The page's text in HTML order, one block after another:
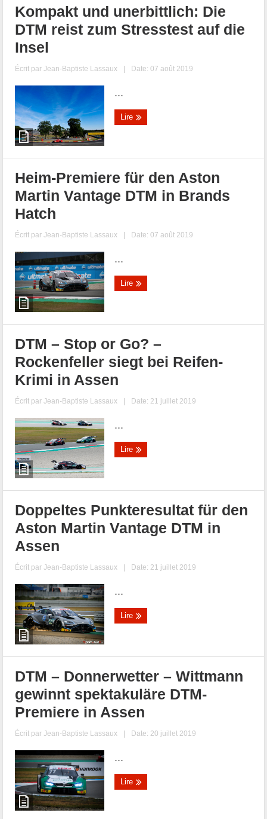
Kompakt und unerbittlich: Die
DTM reist zum Stresstest auf die
Insel
Écrit parJean-Baptiste Lassaux | Date: 07 août 2019
...
Lire
Heim-Premiere für den Aston
Martin Vantage DTM in Brands
Hatch
Écrit parJean-Baptiste Lassaux | Date: 07 août 2019
...
Lire
DTM – Stop or Go? –
Rockenfeller siegt bei Reifen-
Krimi in Assen
Écrit parJean-Baptiste Lassaux | Date: 21 juillet 2019
...
Lire
Doppeltes Punkteresultat für den
Aston Martin Vantage DTM in
Assen
Écrit parJean-Baptiste Lassaux | Date: 21 juillet 2019
...
Lire
DTM – Donnerwetter – Wittmann
gewinnt spektakuläre DTM-
Premiere in Assen
Écrit parJean-Baptiste Lassaux | Date: 20 juillet 2019
...
Lire